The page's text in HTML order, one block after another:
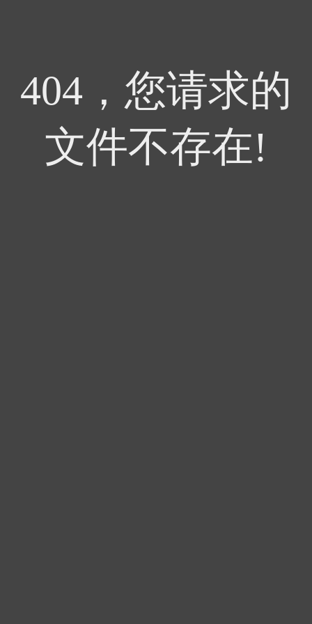
404，您请求的
文件不存在!